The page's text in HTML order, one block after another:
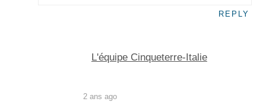
REPLY
L'équipe Cinqueterre-Italie
2 ans ago